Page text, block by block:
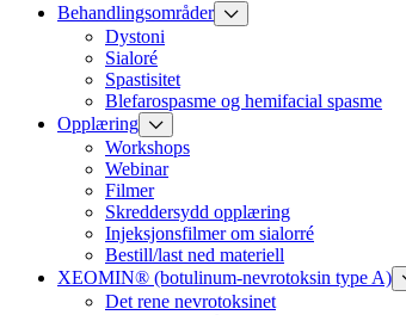
Behandlingsområder
Dystoni
Sialoré
Spastisitet
Blefarospasme og hemifacial spasme
Opplæring
Workshops
Webinar
Filmer
Skreddersydd opplæring
Injeksjonsfilmer om sialorré
Bestill/last ned materiell
XEOMIN® (botulinum-nevrotoksin type A)
Det rene nevrotoksinet